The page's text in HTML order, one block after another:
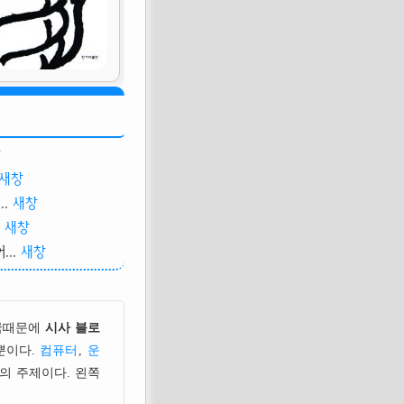
창
새창
새창
... 새창
문에 시사 블로
이다. 컴퓨터 , 운
주제이다. 왼쪽